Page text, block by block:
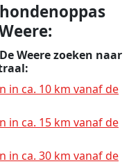
Weere zoeken naar
in ca. 10 km vanaf de
in ca. 15 km vanaf de
in ca. 30 km vanaf de